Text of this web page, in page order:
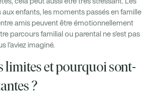
enfants, les moments passés en famille
amis peuvent être émotionnellement
parcours familial ou parental ne s'est pas
l'aviez imaginé.
limites et pourquoi sont-
?